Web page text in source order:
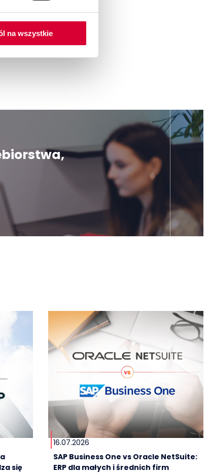
na wszystkie
się
16.07.2026
SAP Business One vs Oracle NetSuite:
ERP dla małych i średnich firm